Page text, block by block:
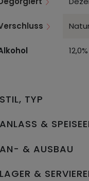
12,0%
STIL, TYP
ANLASS &
AN- & AUSBAU
LAGER &